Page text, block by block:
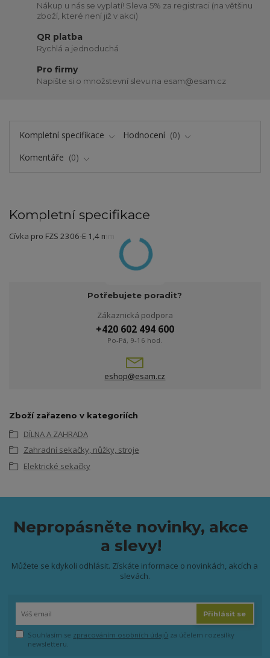
Nákup u nás se vyplatí! Sleva 5% za registraci (na většinu
zboží, které není již v akci)
QR platba
Rychlá a jednoduchá
Pro firmy
Napište si o množstevní slevu na esam@esam.cz
Kompletní specifikace Hodnocení
0
Komentáře
0
Kompletní specifikace
Cívka pro FZS 2306-E 1,4 mm
Potřebujete poradit?
Zákaznická podpora
+420 602 494 600
Po-Pá, 9-16 hod.
eshop@esam.cz
Zboží zařazeno v kategoriích
DÍLNA A ZAHRADA
Zahradní sekačky, nůžky, stroje
Elektrické sekačky
Nepropásněte novinky, akce
a slevy!
Můžete se kdykoli odhlásit. Získáte informace o novinkách, akcích a
slevách.
Přihlásit se
Souhlasím se zpracováním osobních údajů za účelem rozesílky
newsletteru.